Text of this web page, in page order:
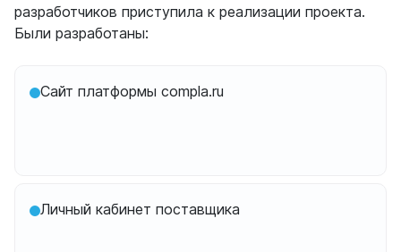
разработчиков приступила к реализации проекта.
Были разработаны:
Сайт платформы compla.ru
Личный кабинет поставщика